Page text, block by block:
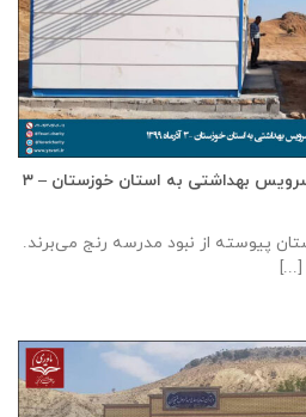
تقدیم ۵ مدرسه یک کلاسه با سرويس بهداشتی به استان خوزستان – ۳
پيوسته از نبود مدرسه رنج می‌برند.